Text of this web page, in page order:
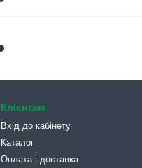
Клієнтам
Вхід до кабінету
Каталог
Оплата і доставка